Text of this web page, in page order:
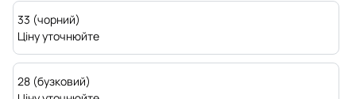
33 (чорний)
Ціну уточнюйте
28 (бузковий)